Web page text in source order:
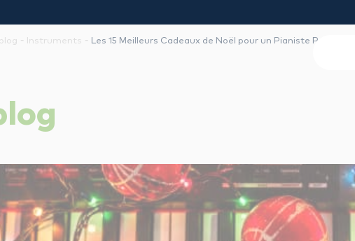
- Instruments - Les 15 Meilleurs Cadeaux de Noël pour un Pianiste Passionné